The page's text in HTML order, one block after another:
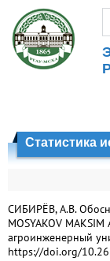
Статистика
СИБИРЁВ, А.В.
MOSYAKOV
агроинженерный
https://doi.org/